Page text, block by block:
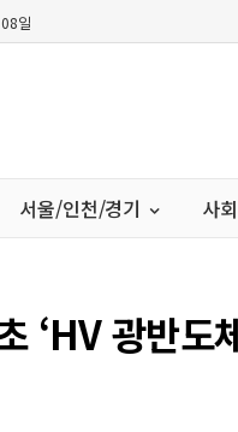
일
서울/인천/경기 사회
‘HV 광반도